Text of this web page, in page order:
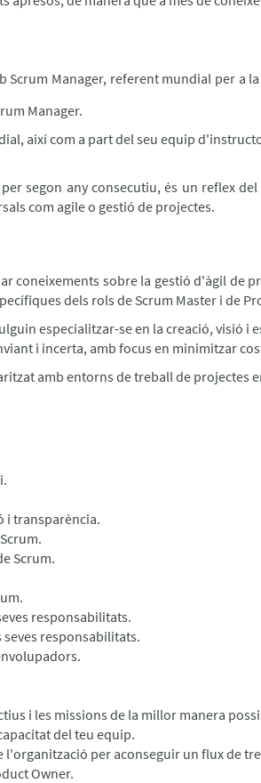
Scrum Manager, referent mundial per a
Manager.
així com a part del seu equip
segon any consecutiu, és un reflex
com agile o gestió de projectes.
coneixements sobre la gestió d'àgil de
dels rols de Scrum Master i de
especialitzar-se en la creació, visió
i incerta, amb focus en minimitzar
amb entorns de treball de projectes
i transparència.
Scrum.
responsabilitats.
responsabilitats.
i les missions de la millor manera
del teu equip.
l'organització per aconseguir un flux de
Owner.